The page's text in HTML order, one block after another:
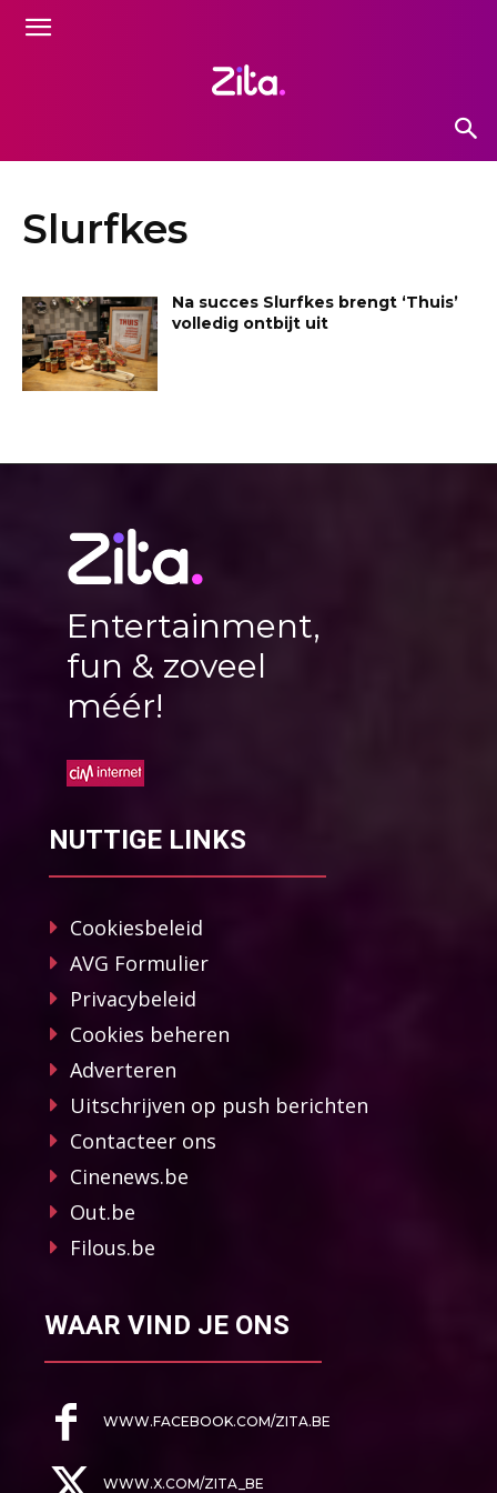
Slurfkes
Na succes Slurfkes brengt ‘Thuis’
volledig ontbijt uit
Entertainment,
fun & zoveel
méér!
NUTTIGE LINKS
Cookiesbeleid
AVG Formulier
Privacybeleid
Cookies beheren
Adverteren
Uitschrijven op push berichten
Contacteer ons
Cinenews.be
Out.be
Filous.be
WAAR VIND JE ONS
WWW.FACEBOOK.COM/ZITA.BE
WWW.X.COM/ZITA_BE